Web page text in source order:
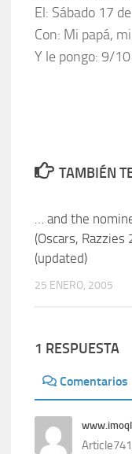
El: Sábado 17
Con: Mi papá,
Y le pongo: 9/10
TAMBIÉN
… and the
(Oscars, Razzies
(updated)
25 ENERO, 2005
1 RESPUESTA
Comentarios